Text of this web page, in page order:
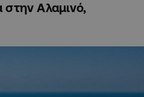
στην Αλαμινό,